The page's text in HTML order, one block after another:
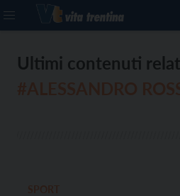
Ultimi contenuti